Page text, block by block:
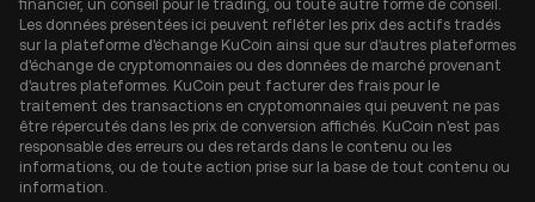
financier, un conseil pour le trading, ou toute autre forme de conseil.
Les données présentées ici peuvent refléter les prix des actifs tradés
sur la plateforme d'échange KuCoin ainsi que sur d'autres plateformes
d'échange de cryptomonnaies ou des données de marché provenant
d'autres plateformes. KuCoin peut facturer des frais pour le
traitement des transactions en cryptomonnaies qui peuvent ne pas
être répercutés dans les prix de conversion affichés. KuCoin n'est pas
responsable des erreurs ou des retards dans le contenu ou les
informations, ou de toute action prise sur la base de tout contenu ou
information.